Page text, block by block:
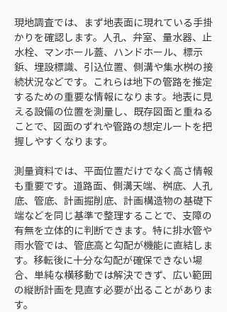
現地調査では、まず地表面に現れている手掛
かりを確認します。人孔、弁室、量水器、止
水栓、マンホール蓋、ハンドホール、標示
鋲、埋設標識、引込位置、側溝や集水桝の接
続状況などです。これらは地下の管路を推定
するための重要な情報になります。地表に見
える設備の位置を測量し、既存図面と重ねる
ことで、図面のずれや管路の想定ルートを把
握しやすくなります。
測量資料では、平面位置だけでなく高さ情報
も重要です。道路面、側溝天端、桝底、人孔
底、管底、計画掘削底、計画構造物の基礎下
端などを同じ基準で整理することで、支障の
有無を立体的に判断できます。特に排水管や
雨水管では、管底高と勾配が機能に直結しま
す。移転後に十分な勾配が確保できない場
合、単純な横移動では解決できず、広い範囲
の縦断計画を見直す必要が出ることがありま
す。